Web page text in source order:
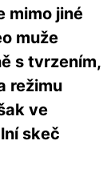
mimo jiné
muže
s tvrzením,
režimu
ve
skeč